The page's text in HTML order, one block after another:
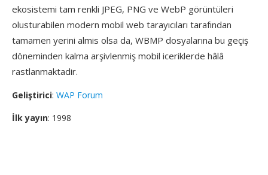
ekosistemi tam renkli JPEG, PNG ve WebP görüntüleri
olusturabilen modern mobil web tarayıcıları tarafından
tamamen yerini almis olsa da, WBMP dosyalarına bu geçiş
döneminden kalma arşivlenmiş mobil iceriklerde hâlâ
rastlanmaktadir.
Geliştirici: WAP Forum
İlk yayın: 1998